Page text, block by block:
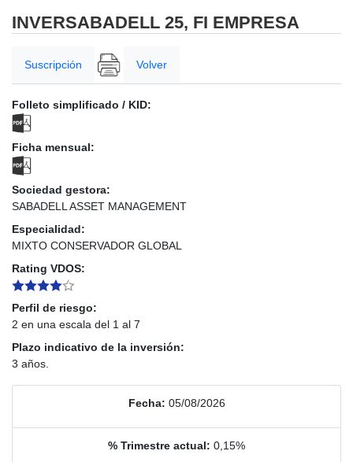
INVERSABADELL 25, FI EMPRESA
Suscripción Volver
Folleto simplificado / KID:
Ficha mensual:
Sociedad gestora:
SABADELL ASSET MANAGEMENT
Especialidad:
MIXTO CONSERVADOR GLOBAL
Rating VDOS:
Perfil de riesgo:
2 en una escala del 1 al 7
Plazo indicativo de la inversión:
3 años.
Fecha: 05/08/2026
% Trimestre actual: 0,15%